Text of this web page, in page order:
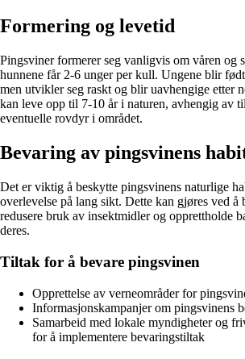
Formering og levetid
Pingsviner formerer seg vanligvis om våren og
hunnene får 2-6 unger per kull. Ungene blir
men utvikler seg raskt og blir uavhengige etter
kan leve opp til 7-10 år i naturen, avhengig av
eventuelle rovdyr i området.
Bevaring av pingsvinens
Det er viktig å beskytte pingsvinens naturlige
overlevelse på lang sikt. Dette kan gjøres ved å
redusere bruk av insektmidler og opprettholde
deres.
Tiltak for å bevare pingsvinen
Opprettelse av verneområder for
Informasjonskampanjer om pingsvinens
Samarbeid med lokale myndigheter og
for å implementere bevaringstiltak